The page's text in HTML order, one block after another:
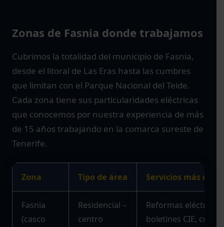
Zonas de Fasnia donde trabajamos
Cubrimos la totalidad del municipio de Fasnia,
desde el litoral de Las Eras hasta las cumbres
que limitan con el Parque Nacional del Teide.
Cada zona tiene sus particularidades eléctricas
que conocemos por nuestra experiencia de más
de 15 años trabajando en la comarca sureste de
Tenerife.
Zona Tipo de área Servicios más
Fasnia
(casco
Residencial –
centro
Reformas eléctricas,
boletines CIE,